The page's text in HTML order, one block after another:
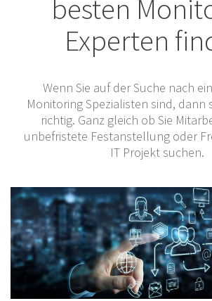
besten
Experten
Wenn Sie auf der Suche nach
Monitoring Spezialisten sind, dann
richtig. Ganz gleich ob Sie
unbefristete Festanstellung oder
IT Projekt suchen.